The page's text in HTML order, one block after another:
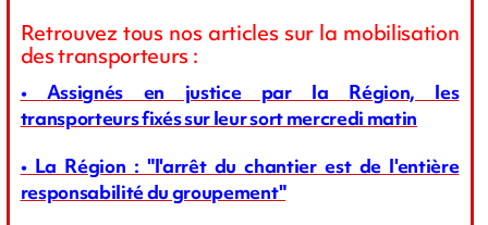
Retrouvez tous nos articles sur la mobilisation
des transporteurs :
• Assignés en justice par la Région, les
transporteurs fixés sur leur sort mercredi matin
• La Région : "l'arrêt du chantier est de l'entière
responsabilité du groupement"